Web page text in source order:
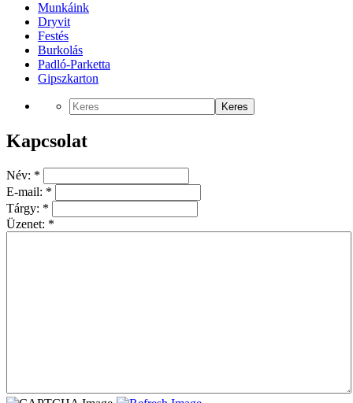
Munkáink
Dryvit
Festés
Burkolás
Padló-Parketta
Gipszkarton
Keres
Kapcsolat
Név: *
E-mail: *
Tárgy: *
Üzenet: *